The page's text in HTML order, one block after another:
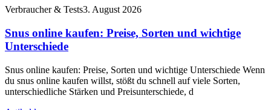
Verbraucher & Tests3. August 2026
Snus online kaufen: Preise, Sorten und wichtige
Unterschiede
Snus online kaufen: Preise, Sorten und wichtige Unterschiede Wenn
du snus online kaufen willst, stößt du schnell auf viele Sorten,
unterschiedliche Stärken und Preisunterschiede, d